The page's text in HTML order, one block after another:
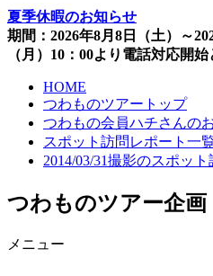
夏季休暇のお知らせ
期間：2026年8月8日（土）～
（月）10：00より電話対応開始
HOME
つわものツアートップ
つわもの会員ハチさんの
スポット訪問レポート一
2014/03/31撮影のスポッ
つわものツアー企画
メニュー